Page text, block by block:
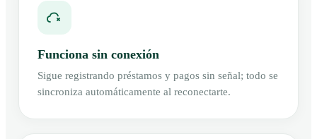
Funciona sin conexión
Sigue registrando préstamos y pagos sin señal; todo se
sincroniza automáticamente al reconectarte.